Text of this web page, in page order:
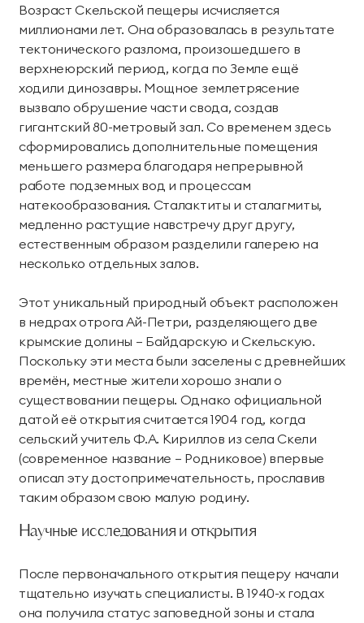
Возраст Скельской пещеры исчисляется
миллионами лет. Она образовалась в результате
тектонического разлома, произошедшего в
верхнеюрский период, когда по Земле ещё
ходили динозавры. Мощное землетрясение
вызвало обрушение части свода, создав
гигантский 80-метровый зал. Со временем здесь
сформировались дополнительные помещения
меньшего размера благодаря непрерывной
работе подземных вод и процессам
натекообразования. Сталактиты и сталагмиты,
медленно растущие навстречу друг другу,
естественным образом разделили галерею на
несколько отдельных залов.
Этот уникальный природный объект расположен
в недрах отрога Ай-Петри, разделяющего две
крымские долины — Байдарскую и Скельскую.
Поскольку эти места были заселены с древнейших
времён, местные жители хорошо знали о
существовании пещеры. Однако официальной
датой её открытия считается 1904 год, когда
сельский учитель Ф.А. Кириллов из села Скели
(современное название — Родниковое) впервые
описал эту достопримечательность, прославив
таким образом свою малую родину.
Научные исследования и открытия
После первоначального открытия пещеру начали
тщательно изучать специалисты. В 1940-х годах
она получила статус заповедной зоны и стала
Маяк Мечты
Экскурсии
Экскурсии на
территории курорта
Экскурсии по Крыму
Групповые экскурсии